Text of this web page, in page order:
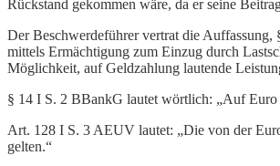
Rückstand gekommen wäre, da er seine
Der Beschwerdeführer vertrat die
mittels Ermächtigung zum Einzug durch
Möglichkeit, auf Geldzahlung lautende
§ 14 I S. 2 BBankG lautet wörtlich: „Auf Euro
Art. 128 I S. 3 AEUV lautet: „Die von der
gelten.“